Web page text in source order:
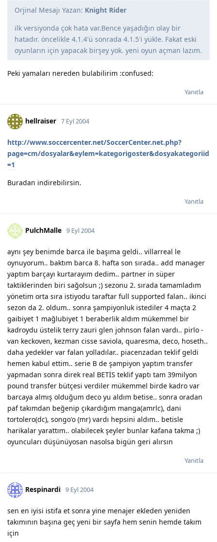
Orjinal Mesajı Yazan: Knight Rider
ilk versiyonda çok hata var.Bence yaşadığın olay bir
hatadır. öncelikle 4.1.4'ü sonrada 4.1.5'i yükle. Fakat eski
oyunların için yapacak birşey yok. yeni oyun açman lazım.
Peki yamaları nereden bulabilirim :confused:
Yanıtla
hellraiser 7 Eyl 2004
http://www.soccercenter.net/SoccerCenter.net.php?
page=cm/dosyalar&eylem=kategorigoster&dosyakategoriid
=1
Buradan indirebilirsin.
Yanıtla
PulchMalle 9 Eyl 2004
aynı şey benimde barca ile başıma geldi.. villarreal le
oynuyorum.. baktım barca 8. hafta son sırada.. add manager
yaptım barçayı kurtarayım dedim.. partner in süper
taktiklerinden biri sağolsun ;) sezonu 2. sırada tamamladım
yönetim orta sıra istiyodu taraftar full supported falan.. ikinci
sezon da 2. oldum.. sonra şampiyonluk istediler 4 maçta 2
gaibiyet 1 mağlubiyet 1 beraberlik aldım mükemmel bir
kadroydu üstelik terry zauri glen johnson falan vardı.. pirlo -
van keckoven, kezman cisse saviola, quaresma, deco, hoseth..
daha yedekler var falan yolladılar.. piacenzadan teklif geldi
hemen kabul ettim.. serie B de şampiyon yaptım transfer
yapmadan sonra direk real BETİS teklif yaptı tam 39milyon
pound transfer bütçesi verdiler mükemmel birde kadro var
barcaya almış olduğum deco yu aldım betise.. sonra oradan
paf takımdan beğenip çıkardığım manga(amrlc), dani
tortolero(dc), songo'o (mr) vardı hepsini aldım.. betisle
harikalar yarattım.. olabilecek şeyler bunlar kafana takma ;)
oyuncuları düşünüyosan nasolsa bigün geri alırsın
Yanıtla
Respinardi 9 Eyl 2004
sen en iyisi istifa et sonra yine menajer ekleden yeniden
takımının başına geç yeni bir sayfa hem senin hemde takım
için